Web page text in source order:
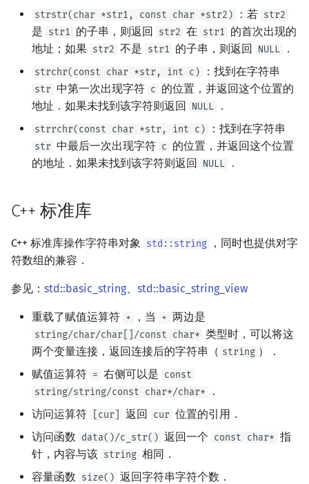
数论分块
狄利克雷卷积
莫比乌斯反演
杜教筛
Powerful Number 筛
类欧几里德算法
Meissel–Lehmer 算法
连分数
Stern–Brocot 树与 Farey
二次域
Pell 方程
杨氏矩阵
拟阵
Berlekamp–Massey 算法
析合树
PQ 树
手指树
霍夫曼树
弦图
图的着色
网络流
图的匹配
Prüfer 序列
LGV 引理
最大团搜索算法
支配树
图上随机游走
strstr(char *str1, const char *str2) ：若 str2
是 str1 的子串，则返回 str2 在 str1 的首次出现的
地址；如果 str2 不是 str1 的子串，则返回 NULL ．
strchr(const char *str, int c) ：找到在字符串
str 中第一次出现字符 c 的位置，并返回这个位置的
地址．如果未找到该字符则返回
NULL ．
strrchr(const char *str, int c) ：找到在字符串
str 中最后一次出现字符 c 的位置，并返回这个位置
的地址．如果未找到该字符则返回
NULL ．
C++ 标准库
C++ 标准库操作字符串对象 std::string
，同时也提供对字
符数组的兼容．
参见： std::basic_string、 std::basic_string_view
重载了赋值运算符 + ，当 + 两边是
string/char/char[]/const char* 类型时，可以将这
两个变量连接，返回连接后的字符串（ string ）．
赋值运算符 = 右侧可以是 const
string/string/const char*/char*
．
访问运算符
[cur] 返回 cur 位置的引用．
访问函数 data()/c_str() 返回一个 const char* 指
针，内容与该 string 相同．
容量函数 size() 返回字符串字符个数．